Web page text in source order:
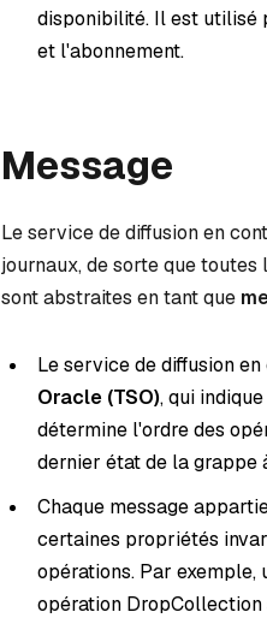
disponibilité. Il est utilisé
et l'abonnement.
Message
Le service de diffusion en
journaux, de sorte que
sont abstraites en tant que
Le service de diffusion
Oracle (TSO), qui
détermine l'ordre des
dernier état de la grappe
Chaque message
certaines propriétés
opérations. Par exemple,
opération